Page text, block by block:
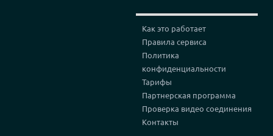
Как это работает
Правила сервиса
Политика
конфиденциальности
Тарифы
Партнерская программа
Проверка видео соединения
Контакты